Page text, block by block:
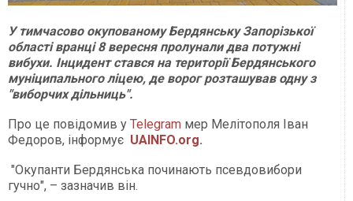
У тимчасово окупованому Бердянську Запорізької
області вранці 8 вересня пролунали два потужні
вибухи. Інцидент стався на території Бердянського
муніципального ліцею, де ворог розташував одну з
"виборчих дільниць".
Про це повідомив у Telegram мер Мелітополя Іван
Федоров, інформує UAINFO.org.
"Окупанти Бердянська починають псевдовибори
гучно", – зазначив він.